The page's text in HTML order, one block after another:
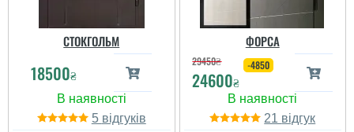
СТОКГОЛЬМ
18500₴
5
ФОРСА
29450₴
24600₴
-4850
21